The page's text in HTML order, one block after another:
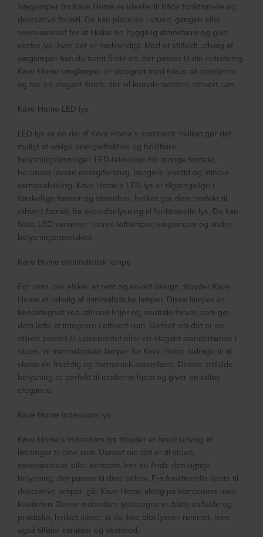
Væglamper fra Kave Home er ideelle til både funktionelle og
dekorative formål. De kan placeres i stuen, gangen eller
soveværelset for at skabe en hyggelig atmosfære og give
ekstra lys, hvor det er nødvendigt. Med et stilfuldt udvalg af
væglamper kan du nemt finde en, der passer til din indretning.
Kave Home væglamper er designet med fokus på detaljerne
og har en elegant finish, der vil komplementere ethvert rum.
Kave Home LED lys
LED lys er en del af Kave Home’s sortiment, hvilket gør det
muligt at vælge energieffektive og holdbare
belysningsløsninger. LED-teknologi har mange fordele,
herunder lavere energiforbrug, længere levetid og mindre
varmeudvikling. Kave Home’s LED lys er tilgængelige i
forskellige former og størrelser, hvilket gør dem perfekt til
ethvert formål, fra akcentbelysning til funktionelle lys. Du kan
finde LED-varianter i deres loftlamper, væglamper og andre
belysningsprodukter.
Kave Home minimalistisk lampe
For dem, der elsker et rent og enkelt design, tilbyder Kave
Home et udvalg af minimalistiske lamper. Disse lamper er
kendetegnet ved stilrene linjer og neutrale farver, som gør
dem lette at integrere i ethvert rum. Uanset om det er en
stilren pendel til spisebordet eller en elegant standerlampe i
stuen, vil minimalistiske lamper fra Kave Home bidrage til at
skabe en fredelig og harmonisk atmosfære. Denne stilfulde
belysning er perfekt til moderne hjem og giver en tidløs
elegance.
Kave Home indendørs lys
Kave Home’s indendørs lys tilbyder et bredt udvalg af
løsninger til dine rum. Uanset om det er til stuen,
soveværelset, eller kontoret, kan du finde den rigtige
belysning, der passer til dine behov. Fra funktionelle spots til
dekorative lamper, går Kave Home aldrig på kompromis med
kvaliteten. Deres indendørs lysdesigns er både stilfulde og
praktiske, hvilket sikrer, at de ikke blot lysner rummet, men
også tilføjer karakter og skønhed.